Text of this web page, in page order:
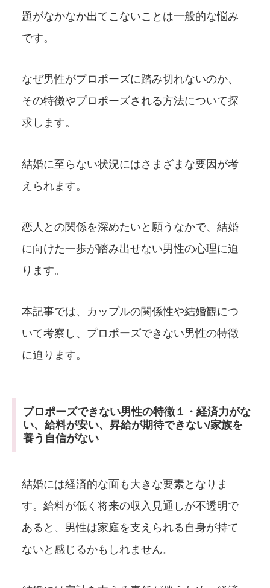
題がなかなか出てこないことは一般的な悩み
です。
なぜ男性がプロポーズに踏み切れないのか、
その特徴やプロポーズされる方法について探
求します。
結婚に至らない状況にはさまざまな要因が考
えられます。
恋人との関係を深めたいと願うなかで、結婚
に向けた一歩が踏み出せない男性の心理に迫
ります。
本記事では、カップルの関係性や結婚観につ
いて考察し、プロポーズできない男性の特徴
に迫ります。
プロポーズできない男性の特徴１・経済力がな
い、給料が安い、昇給が期待できない/家族を
養う自信がない
結婚には経済的な面も大きな要素となりま
す。給料が低く将来の収入見通しが不透明で
あると、男性は家庭を支えられる自身が持て
ないと感じるかもしれません。